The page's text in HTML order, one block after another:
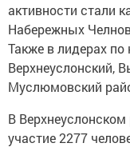
активности стали
Набережных
Также в лидерах по
Верхнеуслонский,
Муслюмовский
В
участие 2277